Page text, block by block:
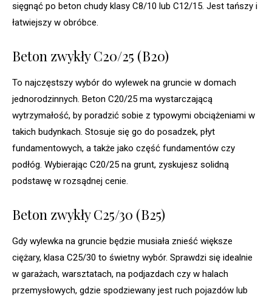
sięgnąć po beton chudy klasy C8/10 lub C12/15. Jest tańszy i
łatwiejszy w obróbce.
Beton zwykły C20/25 (B20)
To najczęstszy wybór do wylewek na gruncie w domach
jednorodzinnych. Beton C20/25 ma wystarczającą
wytrzymałość, by poradzić sobie z typowymi obciążeniami w
takich budynkach. Stosuje się go do posadzek, płyt
fundamentowych, a także jako część fundamentów czy
podłóg. Wybierając C20/25 na grunt, zyskujesz solidną
podstawę w rozsądnej cenie.
Beton zwykły C25/30 (B25)
Gdy wylewka na gruncie będzie musiała znieść większe
ciężary, klasa C25/30 to świetny wybór. Sprawdzi się idealnie
w garażach, warsztatach, na podjazdach czy w halach
przemysłowych, gdzie spodziewany jest ruch pojazdów lub